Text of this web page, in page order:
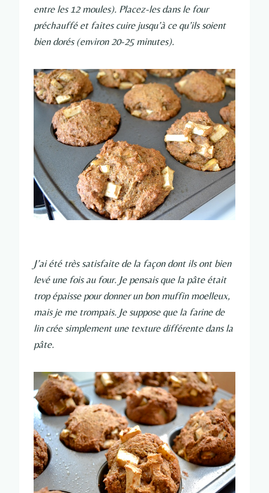
entre les 12 moules). Placez-les dans le four
préchauffé et faites cuire jusqu’à ce qu’ils soient
bien dorés (environ 20-25 minutes).
J’ai été très satisfaite de la façon dont ils ont bien
levé une fois au four. Je pensais que la pâte était
trop épaisse pour donner un bon muffin moelleux,
mais je me trompais. Je suppose que la farine de
lin crée simplement une texture différente dans la
pâte.